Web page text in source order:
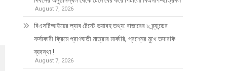
August 7, 2026
বিএসটিআইয়ের ল্যাব টেস্টে ভয়াবহ তথ্য: বাজারের ৮ ব্র্যান্ডের
ফর্সাকারী ক্রিমে প্রাণঘাতী মাত্রার মার্কারি, প্রশ্নের মুখে তদারকি
ব্যবস্থা !
August 7, 2026